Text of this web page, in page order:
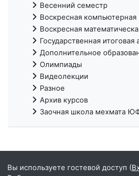
Весенний семестр
Воскресная
Воскресная
Государственная итоговая
Дополнительное
Олимпиады
Видеолекции
Разное
Архив курсов
Заочная школа мехмата
Вы используете гостевой доступ (